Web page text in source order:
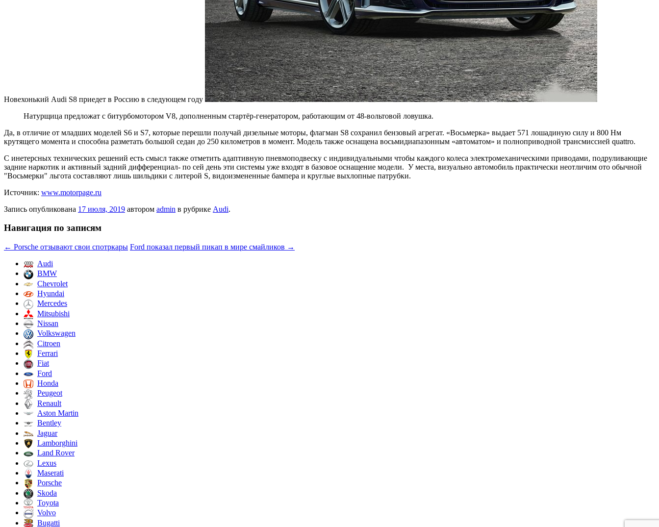
Новехонький Audi S8 приедет в Россию в следующем году
Натурщица предложат с битурбомотором V8, дополненным стартёр-генератором, работающим от 48-вольтовой ловушка.
Да, в отличие от младших моделей S6 и S7, которые перешли получай дизельные моторы, флагман S8 сохранил бензовый агрегат. «Восьмерка» выдает 571 лошадиную силу и 800 Нм
крутящего момента и способна разметать большой седан до 250 километров в момент. Модель также оснащена восьмидиапазонным «автоматом» и полноприводной трансмиссией quattro.
С инетерсных технических решений есть смысл также отметить адаптивную пневмоподвеску с индивидуальными чтобы каждого колеса электромеханическими приводами, подруливающие
задние наркотик и активный задний дифференциал- по сей день эти системы уже входят в базовое оснащение модели. У места, визуально автомобиль практически неотличим ото обычной
"Восьмерки" льгота составляют лишь шильдики с литерой S, видоизмененные бампера и круглые выхлопные патрубки.
Источник: www.motorpage.ru
Запись опубликована 17 июля, 2019 автором admin в рубрике Audi.
Навигация по записям
← Porsche отзывают свои спотркары Ford показал первый пикап в мире смайликов →
Audi
BMW
Chevrolet
Hyundai
Mercedes
Mitsubishi
Nissan
Volkswagen
Citroen
Ferrari
Fiat
Ford
Honda
Peugeot
Renault
Aston Martin
Bentley
Jaguar
Lamborghini
Land Rover
Lexus
Maserati
Porsche
Skoda
Toyota
Volvo
Bugatti